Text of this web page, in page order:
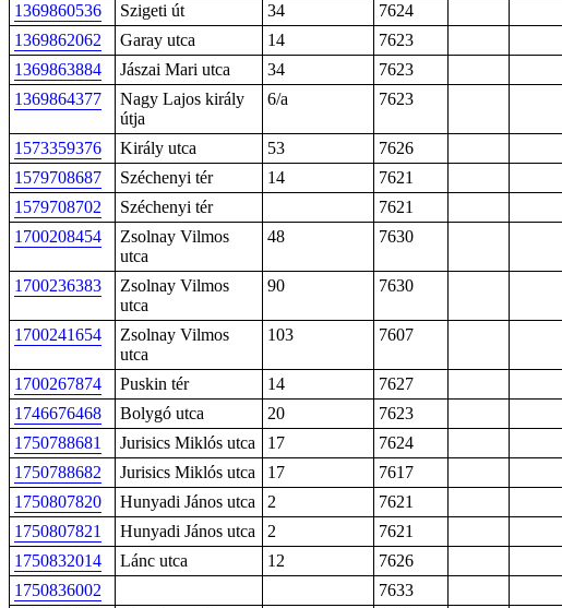
1369860536
Szigeti út 34 7624
1369862062
Garay utca 14 7623
1369863884
Jászai Mari utca 34 7623
1369864377
Nagy Lajos király
útja
6/a 7623
1573359376 Király utca 53 7626
1579708687
Széchenyi tér 14 7621
1579708702
Széchenyi tér 7621
1700208454
Zsolnay Vilmos
utca
48 7630
1700236383
Zsolnay Vilmos
utca
90 7630
1700241654
Zsolnay Vilmos
utca
103 7607
1700267874 Puskin tér 14 7627
1746676468
Bolygó utca 20 7623
1750788681
Jurisics Miklós utca 17 7624
1750788682
Jurisics Miklós utca 17 7617
1750807820
Hunyadi János utca 2 7621
1750807821
Hunyadi János utca 2 7621
1750832014
Lánc utca 12 7626
1750836002
7633